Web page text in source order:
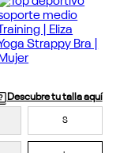
Descubre tu talla aquí
S